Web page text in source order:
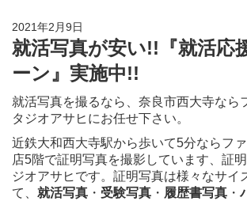
2021年2月9日
就活写真が安い!!『就活応
ーン』実施中!!
就活写真を撮るなら、奈良市西大寺なら
タジオアサヒにお任せ下さい。
近鉄大和西大寺駅から歩いて5分ならフ
店5階で証明写真を撮影しています、証
ジオアサヒです。証明写真は様々なサイ
て、 就活写真 ・ 受験写真 ・ 履歴書写真 ・